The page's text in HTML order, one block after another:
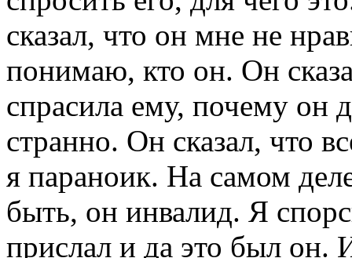
сказал, что он мне не
понимаю, кто он. Он
спрасила ему, почему он
странно. Он сказал, что
я параноик. На самом
быть, он инвалид. Я
прислал и да это был он.